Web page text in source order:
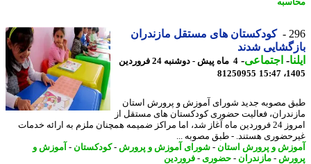
کودکستان های مستقل مازندران
شدند
-اجتماعی-
4 ماه پیش - دوشنبه 24 فروردین
81250955
مصوبه جدید شورای آموزش و پرورش استان
فعالیت حضوری کودکستان های مستقل از
امروز 24 فروردین ماه آغاز شد، اما مراکز ضمیمه همچنان ملزم به ارائه خدمات
هستند. - طبق مصوبه ...
و پرورش استان-شورای آموزش و پرورش-کودکستان-آموزش و
-مازندران- حضوری- فروردین